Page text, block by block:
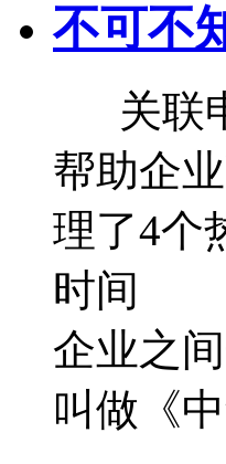
不可不
关联申
帮助企
理了4
时间 简
企业之
叫做《